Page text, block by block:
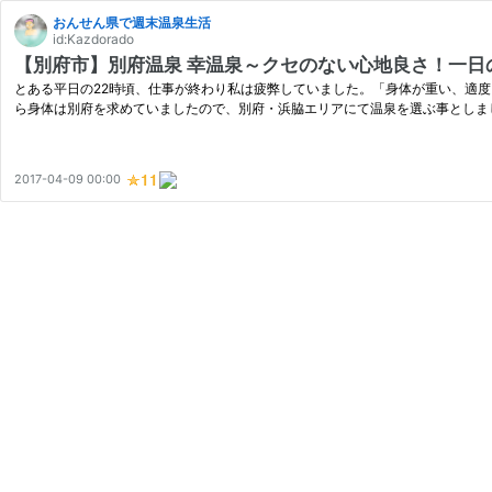
おんせん県で週末温泉生活
id:Kazdorado
【別府市】別府温泉 幸温泉～クセのない心地良さ！一
とある平日の22時頃、仕事が終わり私は疲弊していました。「身体が重い、
ら身体は別府を求めていましたので、別府・浜脇エリアにて温泉を選ぶ事とし
2017-04-09 00:00